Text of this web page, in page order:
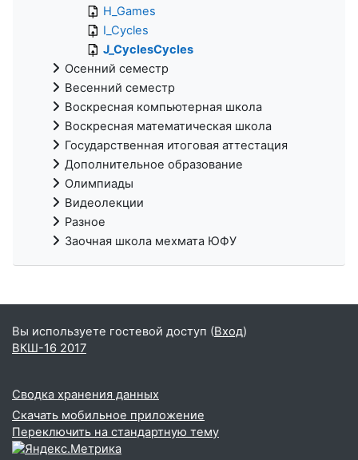
H_Games
I_Cycles
J_CyclesCycles
Осенний семестр
Весенний семестр
Воскресная компьютерная школа
Воскресная математическая школа
Государственная итоговая аттестация
Дополнительное образование
Олимпиады
Видеолекции
Разное
Заочная школа мехмата ЮФУ
Вы используете гостевой доступ (Вход)
ВКШ-16 2017
Сводка хранения данных
Скачать мобильное приложение
Переключить на стандартную тему